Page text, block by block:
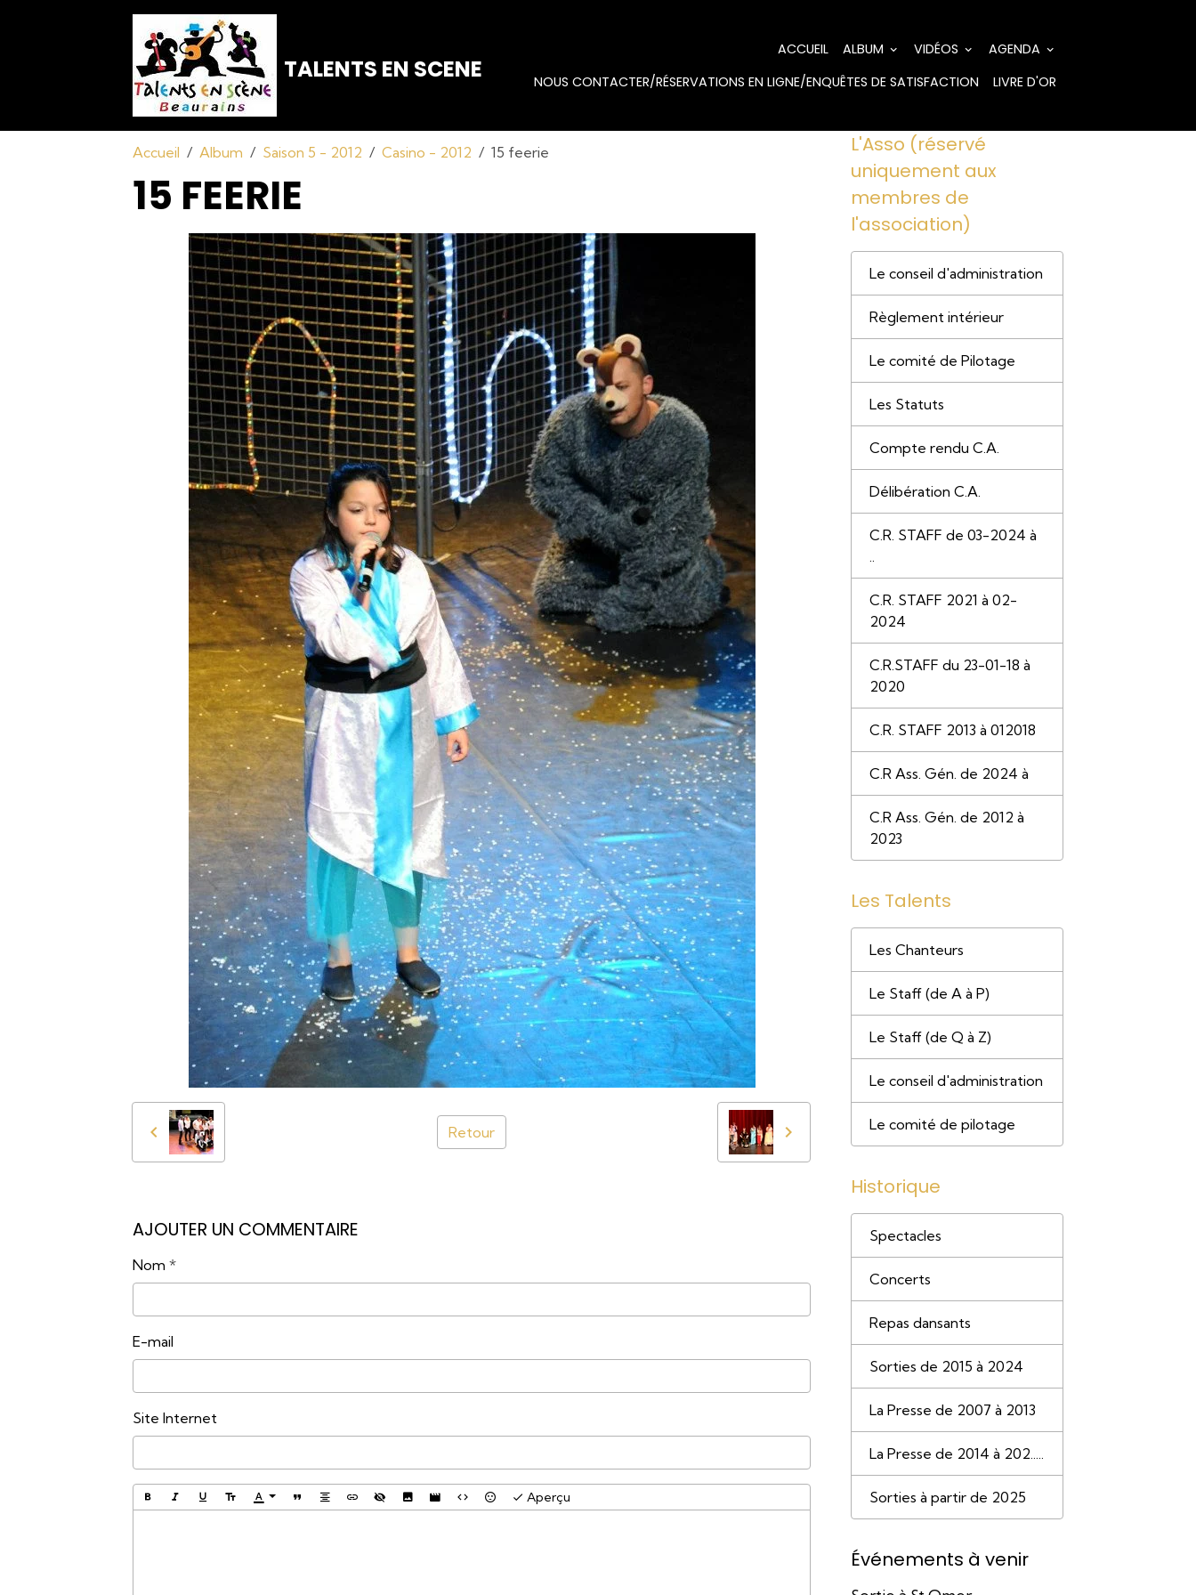
TALENTS EN SCENE
ACCUEIL ALBUM VIDÉOS
AGENDA
NOUS CONTACTER/RÉSERVATIONS EN LIGNE/ENQUÊTES DE SATISFACTION
LIVRE D'OR
Accueil Album Saison 5 - 2012 Casino - 2012 15 feerie
15 FEERIE
Retour
AJOUTER UN COMMENTAIRE
Nom
E-mail
Site Internet
Aperçu
L'Asso (réservé
uniquement aux
membres de
l'association)
Le conseil d'administration
Règlement intérieur
Le comité de Pilotage
Les Statuts
Compte rendu C.A.
Délibération C.A.
C.R. STAFF de 03-2024 à
..
C.R. STAFF 2021 à 02-
2024
C.R.STAFF du 23-01-18 à
2020
C.R. STAFF 2013 à 012018
C.R Ass. Gén. de 2024 à
C.R Ass. Gén. de 2012 à
2023
Les Talents
Les Chanteurs
Le Staff (de A à P)
Le Staff (de Q à Z)
Le conseil d'administration
Le comité de pilotage
Historique
Spectacles
Concerts
Repas dansants
Sorties de 2015 à 2024
La Presse de 2007 à 2013
La Presse de 2014 à 202.....
Sorties à partir de 2025
Événements à venir